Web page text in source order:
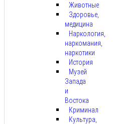
Животные
Здоровье,
медицина
Наркология,
наркомания,
наркотики
История
Музей
Запада
и
Востока
Криминал
Культура,